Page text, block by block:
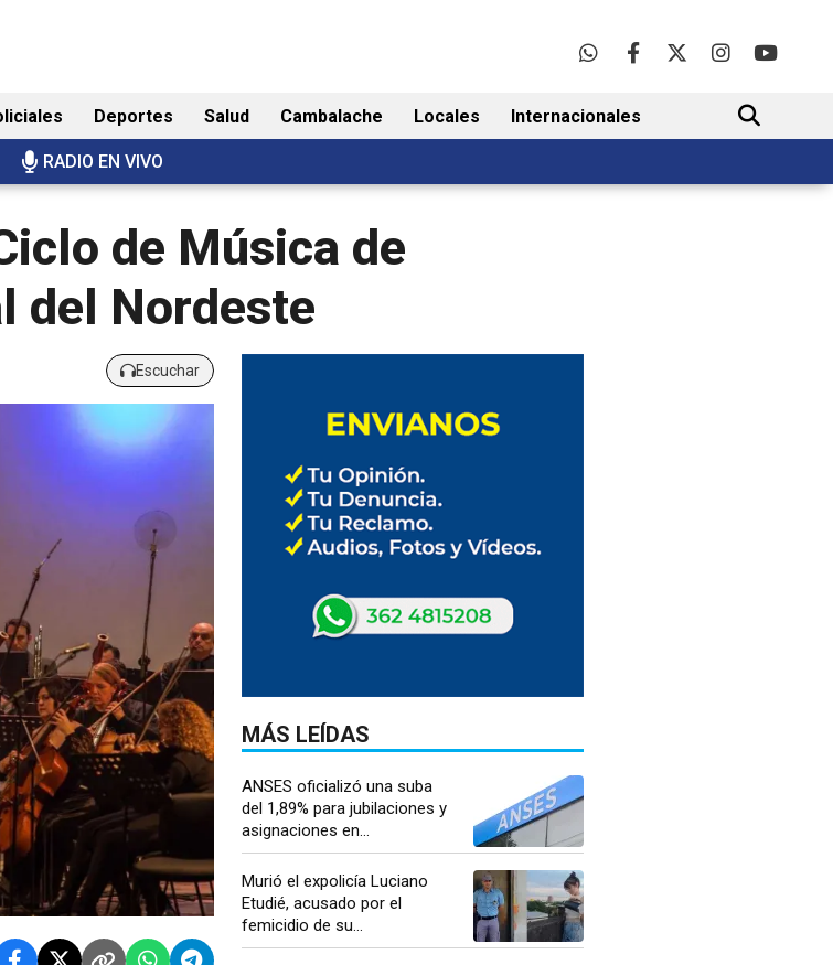
Deportes Salud Cambalache Locales Internacionales
RADIO EN VIVO
BUSCAR
de Música de
del Nordeste
Escuchar
MÁS LEÍDAS
ANSES oficializó una suba
del 1,89% para jubilaciones y
asignaciones en...
Murió el expolicía Luciano
Etudié, acusado por el
femicidio de su...